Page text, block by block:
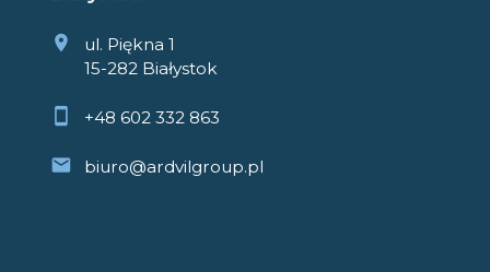
ul. Piękna 1
15-282 Białystok
+48 602 332 863
biuro@ardvilgroup.pl